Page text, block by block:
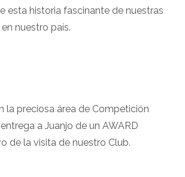
esta historia fascinante de nuestras
nuestro país.
la preciosa área de Competición
a Juanjo de un AWARD
de la visita de nuestro Club.